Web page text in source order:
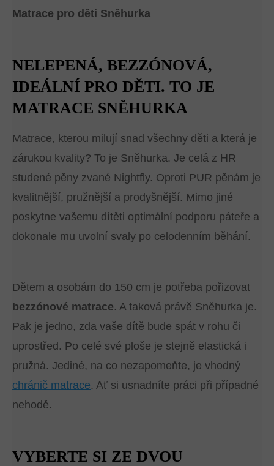
Matrace pro děti Sněhurka
NELEPENÁ, BEZZÓNOVÁ,
IDEÁLNÍ PRO DĚTI. TO JE
MATRACE SNĚHURKA
Matrace, kterou milují snad všechny děti a která je
zárukou kvality? To je Sněhurka. Je celá z HR
studené pěny zvané Nightfly. Oproti PUR pěnám je
kvalitnější, pružnější a prodyšnější. Mimo jiné
poskytne vašemu dítěti optimální podporu páteře a
dokonale mu uvolní svaly po celodenním běhání.
Dětem a osobám do 150 cm je potřeba pořizovat
bezzónové matrace. A taková právě Sněhurka je.
Pak je jedno, zda vaše dítě bude spát v rohu či
uprostřed. Po celé své ploše je stejně elastická i
pružná. Jediné, na co nezapomeňte, je vhodný
chránič matrace. Ať si usnadníte práci při případné
nehodě.
VYBERTE SI ZE DVOU